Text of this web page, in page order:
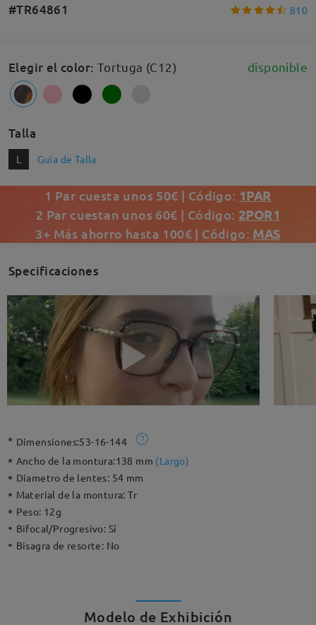
#TR64861 810
Elegir el color: Tortuga (C12) disponible
Talla
L Guía de Talla
1 Par cuesta unos 50€ | Código: 1PAR
2 Par cuestan unos 60€ | Código: 2POR1
3+ Más ahorro hasta 100€ | Código: MAS
Specificaciones
Dimensiones:53-16-144
Ancho de la montura:138 mm (Largo)
Diametro de lentes: 54 mm
Material de la montura:Tr
Peso: 12g
Bifocal/Progresivo: Sí
Bisagra de resorte: No
Modelo de Exhibición